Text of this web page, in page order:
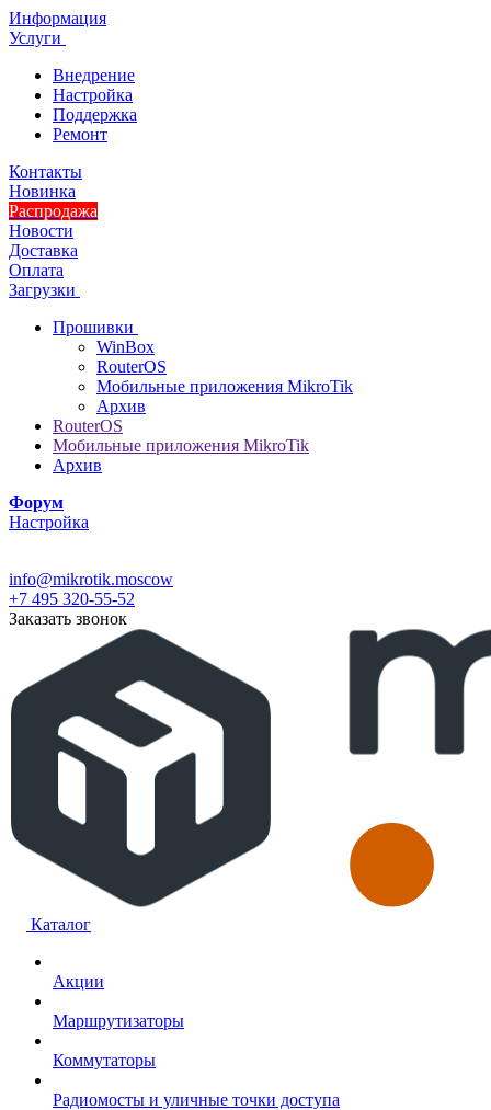
Информация
Услуги
Внедрение
Настройка
Поддержка
Ремонт
Контакты
Новинка
Распродажа
Новости
Доставка
Оплата
Загрузки
Прошивки
WinBox
RouterOS
Мобильные приложения MikroTik
Архив
RouterOS
Мобильные приложения MikroTik
Архив
Форум
Настройка
info@mikrotik.moscow
+7 495 320-55-52
Заказать звонок
Каталог
Акции
Маршрутизаторы
Коммутаторы
Радиомосты и уличные точки доступа